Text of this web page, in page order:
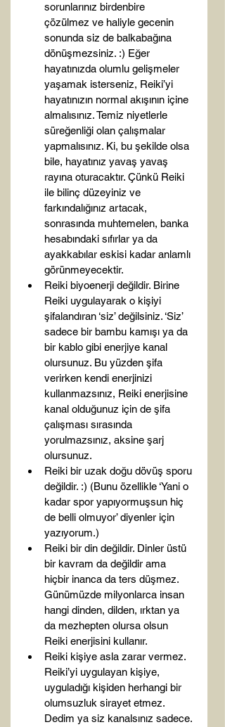
sorunlarınız birdenbire
çözülmez ve haliyle gecenin
sonunda siz de balkabağına
dönüşmezsiniz. :) Eğer
hayatınızda olumlu gelişmeler
yaşamak isterseniz, Reiki’yi
hayatınızın normal akışının içine
almalısınız. Temiz niyetlerle
süreğenliği olan çalışmalar
yapmalısınız. Ki, bu şekilde olsa
bile, hayatınız yavaş yavaş
rayına oturacaktır. Çünkü Reiki
ile bilinç düzeyiniz ve
farkındalığınız artacak,
sonrasında muhtemelen, banka
hesabındaki sıfırlar ya da
ayakkabılar eskisi kadar anlamlı
görünmeyecektir.
Reiki biyoenerji değildir. Birine
Reiki uygulayarak o kişiyi
şifalandıran ‘siz’ değilsiniz. ‘Siz’
sadece bir bambu kamışı ya da
bir kablo gibi enerjiye kanal
olursunuz. Bu yüzden şifa
verirken kendi enerjinizi
kullanmazsınız, Reiki enerjisine
kanal olduğunuz için de şifa
çalışması sırasında
yorulmazsınız, aksine şarj
olursunuz.
Reiki bir uzak doğu dövüş sporu
değildir. :) (Bunu özellikle ‘Yani o
kadar spor yapıyormuşsun hiç
de belli olmuyor’ diyenler için
yazıyorum.)
Reiki bir din değildir. Dinler üstü
bir kavram da değildir ama
hiçbir inanca da ters düşmez.
Günümüzde milyonlarca insan
hangi dinden, dilden, ırktan ya
da mezhepten olursa olsun
Reiki enerjisini kullanır.
Reiki kişiye asla zarar vermez.
Reiki’yi uygulayan kişiye,
uyguladığı kişiden herhangi bir
olumsuzluk sirayet etmez.
Dedim ya siz kanalsınız sadece.